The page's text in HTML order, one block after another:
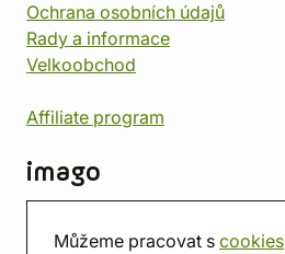
Můžeme pracovat s cookies
Ochrana osobních údajů
Rady a informace
Velkoobchod
Affiliate program
imago
Prodejna